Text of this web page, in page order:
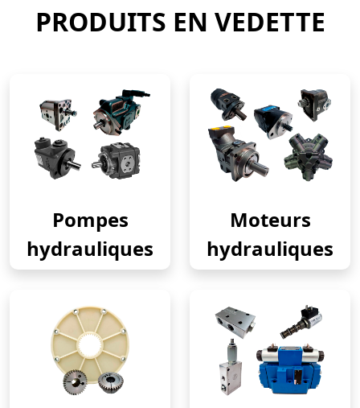
PRODUITS EN VEDETTE
Pompes
hydrauliques
Moteurs
hydrauliques